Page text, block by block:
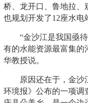
桥、龙开口、鲁地拉、
也规划开发了12座水电
“金沙江是我国亟待
有的水能资源最富集的
华教授说。
原因还在于，金沙江
环境报》公布的一项调